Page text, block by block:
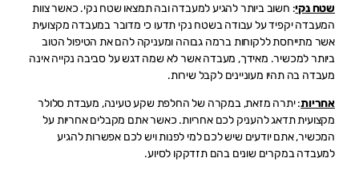
שטח נקי: חשוב ביותר להגיע למעבדה ובה תמצאו שטח נקי. כאשר צוות
המעבדה יקפיד על עבודה בשטח נקי תדעו כי מדובר במעבדה מקצועית
אשר מתייחסת ללקוחות ברמה גבוהה ומעניקה להם את הטיפול הטוב
ביותר למכשיר. מאידך, מעבדה אשר לא שמה דגש על סביבה נקייה אינה
מעבדה בה תהיו מעוניינים לקבל שירות.
אחריות: יתרה מזאת, במקרה של החלפת שקע טעינה, מעבדת סלולר
מקצועית תדאג להעניק לכם אחריות. כאשר אתם מקבלים אחריות על
המכשיר, אתם יודעים שיש לכם למי לפנות ויש לכם אפשרות להגיע
למעבדה במקרים שונים בהם תזדקקו לסיוע.